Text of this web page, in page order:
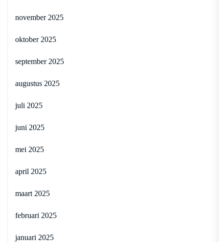
november 2025
oktober 2025
september 2025
augustus 2025
juli 2025
juni 2025
mei 2025
april 2025
maart 2025
februari 2025
januari 2025